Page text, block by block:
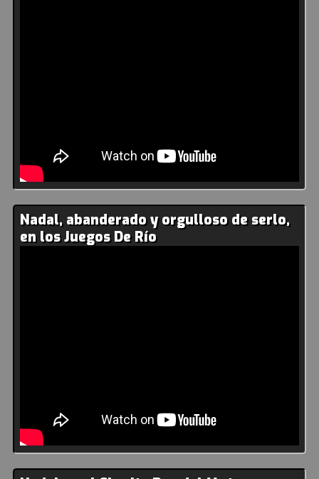
Nadal, abanderado y orgulloso de serlo,
en los Juegos De Río